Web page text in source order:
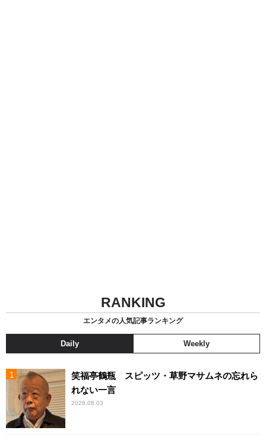
RANKING
エンタメの人気記事ランキング
Daily Weekly
笑福亭鶴瓶 スピッツ・草野マサムネの忘れら
れない一言
2026.08.03